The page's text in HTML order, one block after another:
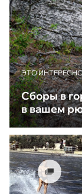
ЭТО
Сборы в
в вашем